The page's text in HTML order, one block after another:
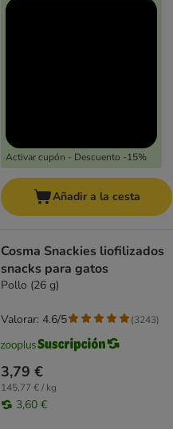
Activar cupón - Descuento -15%
Añadir a la cesta
Cosma Snackies liofilizados
snacks para gatos
Pollo (26 g)
3,79 €
145,77 € / kg
3,60 €
Valorar: 4.6/5 (3243)